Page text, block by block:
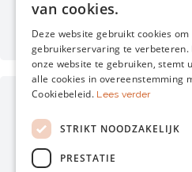
Afhalen
Retourneren
Maak een afspraak
Wilt u het hout bekijken bij
van cookies.
Deze website gebruikt cookies om
gebruikerservaring te verbeteren.
onze website te gebruiken, stemt
alle cookies in overeenstemming
Cookiebeleid. Lees verder
STRIKT NOODZAKELIJK
PRESTATIE